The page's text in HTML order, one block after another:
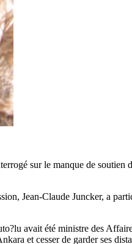
sur le manque de soutien
Jean-Claude Juncker, a
avait été ministre des
et cesser de garder ses